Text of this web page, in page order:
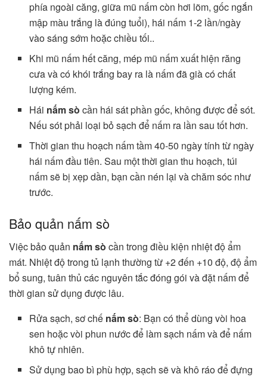
phía ngoài căng, giữa mũ nấm còn hơi lõm, gốc ngắn
mập màu trắng là đúng tuổi), hái nấm 1-2 lần/ngày
vào sáng sớm hoặc chiều tối..
Khi mũ nấm hết căng, mép mũ nấm xuất hiện răng
cưa và có khói trắng bay ra là nấm đã già có chất
lượng kém.
Hái nấm sòcần hái sát phần gốc, không được để sót.
Nếu sót phải loại bỏ sạch để nấm ra lần sau tốt hơn.
Thời gian thu hoạch nấm tầm 40-50 ngày tính từ ngày
hái nấm đầu tiên. Sau một thời gian thu hoạch, túi
nấm sẽ bị xẹp dần, bạn cần nén lại và chăm sóc như
trước.
Bảo quản nấm sò
Việc bảo quản nấm sò cần trong điều kiện nhiệt độ ẩm
mát. Nhiệt độ trong tủ lạnh thường từ +2 đến +10 độ, độ ẩm
bổ sung, tuân thủ các nguyên tắc đóng gói và đặt nấm để
thời gian sử dụng được lâu.
Rửa sạch, sơ chế nấm sò: Bạn có thể dùng vòi hoa
sen hoặc vòi phun nước để làm sạch nấm và để nấm
khô tự nhiên.
Sử dụng bao bì phù hợp, sạch sẽ và khô ráo để đựng